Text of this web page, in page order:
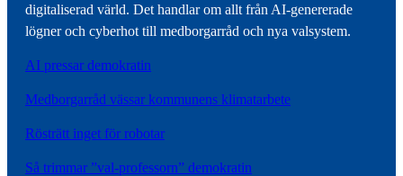
digitaliserad värld. Det handlar om allt från AI-genererade
lögner och cyberhot till medborgarråd och nya valsystem.
AI pressar demokratin
Medborgarråd vässar kommunens klimatarbete
Rösträtt inget för robotar
Så trimmar ”val-professorn” demokratin